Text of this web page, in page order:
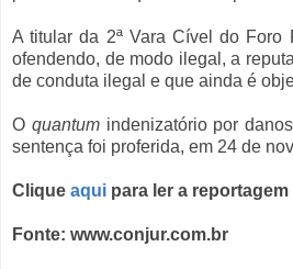
A titular da 2ª Vara Cível do
ofendendo, de modo ilegal, a
de conduta ilegal e que ainda é
O quantumindenizatório por
sentença foi proferida, em 24 de
Clique aqui para ler a reportagem
Fonte: www.conjur.com.br